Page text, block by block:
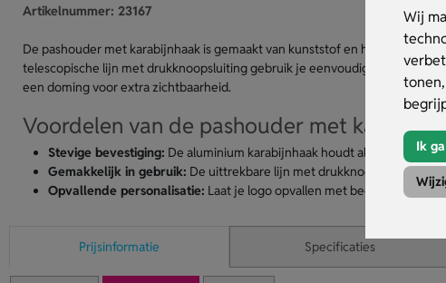
Wij
Ik
Artikelnummer: 23167
De pashouder met karabijnhaak is gemaakt van kunststof en heeft een
telescopische lijn met drukknoopsluiting gebruik je eenvoudig je
een doming voor extra zichtbaarheid.
Voordelen van de pashouder met
Stevige bevestiging: De aluminium karabijnhaak houdt alles goed op
Gemakkelijk in gebruik: De uittrekbare lijn met drukknoopsluiting
Opvallende personalisatie: Laat je logo opvallen met bedrukking of
Prijsinformatie Specificaties